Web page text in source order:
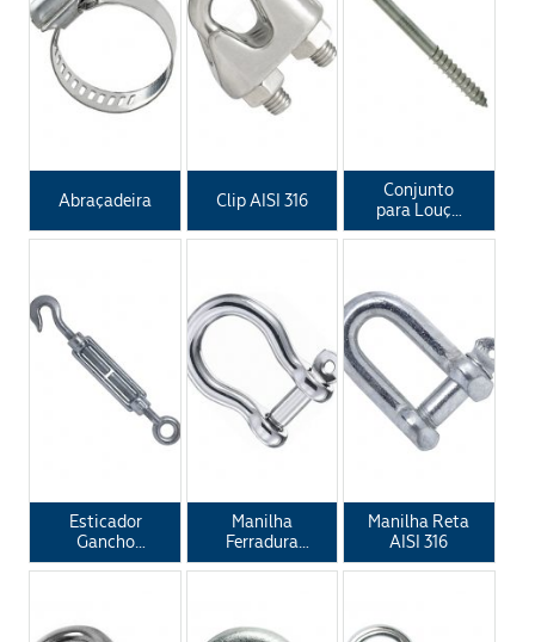
Abraçadeira Clip AISI 316
Conjunto
para Louça
Sanitária
Esticador
Gancho
Olhal AISI
Manilha
Ferradura
AISI 316
Manilha Reta
AISI 316
ENVIAR